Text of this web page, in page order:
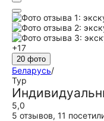
+17
20 фото
Беларусь/
Тур
5,0
5 отзывов, 11